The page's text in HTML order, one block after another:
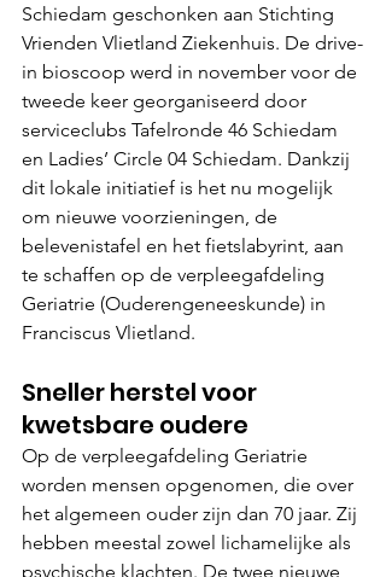
Schiedam geschonken aan Stichting
Vrienden Vlietland Ziekenhuis. De drive-
in bioscoop werd in november voor de
tweede keer georganiseerd door
serviceclubs Tafelronde 46 Schiedam
en Ladies’ Circle 04 Schiedam. Dankzij
dit lokale initiatief is het nu mogelijk
om nieuwe voorzieningen, de
belevenistafel en het fietslabyrint, aan
te schaffen op de verpleegafdeling
Geriatrie (Ouderengeneeskunde) in
Franciscus Vlietland.
Sneller herstel voor
kwetsbare oudere
Op de verpleegafdeling Geriatrie
worden mensen opgenomen, die over
het algemeen ouder zijn dan 70 jaar. Zij
hebben meestal zowel lichamelijke als
psychische klachten. De twee nieuwe